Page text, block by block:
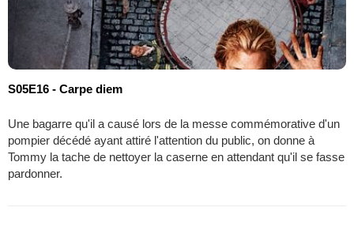
S05E16 - Carpe diem
Une bagarre qu'il a causé lors de la messe commémorative d'un
pompier décédé ayant attiré l'attention du public, on donne à
Tommy la tache de nettoyer la caserne en attendant qu'il se fasse
pardonner.